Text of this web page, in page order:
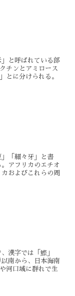
と呼ばれている部
チンとアミロース
とに分けられる。
「細々牙」と書
アフリカのエチオ
およびこれらの周
漢字では「鰶」
南から、日本海南
河口域に群れで生